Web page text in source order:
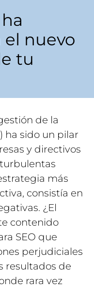
nuevo
tu
de la
ha sido un pilar
y directivos
más
consistía en
¿El
contenido
SEO que
perjudiciales
resultados de
rara vez